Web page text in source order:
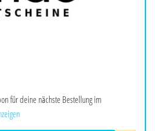
für deine nächste Bestellung im